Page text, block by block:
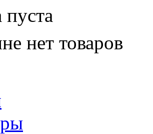
нет товаров